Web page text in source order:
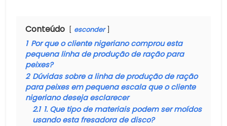
Conteúdo esconder
1 Por que o cliente nigeriano comprou esta
pequena linha de produção de ração para
peixes?
2 Dúvidas sobre a linha de produção de ração
para peixes em pequena escala que o cliente
nigeriano deseja esclarecer
2.1 1. Que tipo de materiais podem ser moídos
usando esta fresadora de disco?